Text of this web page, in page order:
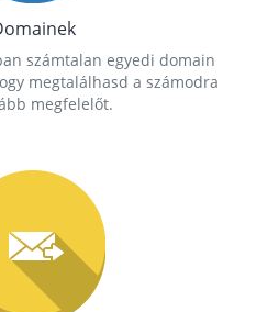
számtalan egyedi domain
megtalálhasd a számodra
megfelelőt.